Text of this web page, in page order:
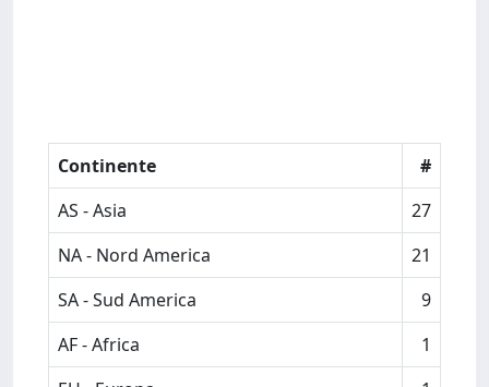
Continente
#
AS - Asia
27
NA - Nord America
21
SA - Sud America
9
AF - Africa
1